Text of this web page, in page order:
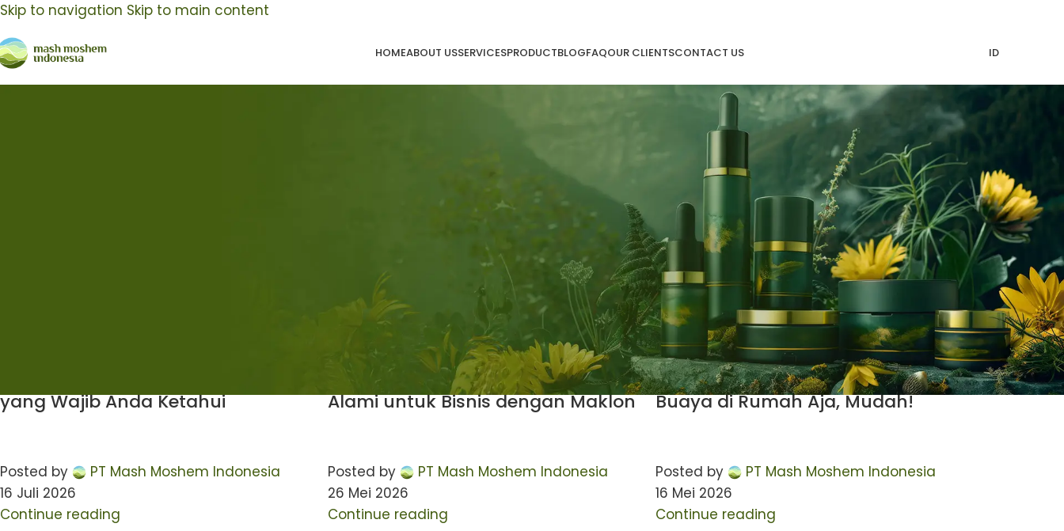
Skip to navigation Skip to main content
HOMEABOUT USSERVICESPRODUCTBLOGFAQOUR CLIENTSCONTACT US ID
yang Wajib Anda Ketahui
Posted by
PT Mash Moshem Indonesia
16 Juli 2026
Continue reading
Maklon Body Care
6 Cara Membuat Deodoran Balm
Alami untuk Bisnis dengan Maklon
Posted by
PT Mash Moshem Indonesia
26 Mei 2026
Continue reading
17 Mei
Maklon Body Care
6 Cara Membuat Lulur dari Lidah
Buaya di Rumah Aja, Mudah!
Posted by
PT Mash Moshem Indonesia
16 Mei 2026
Continue reading